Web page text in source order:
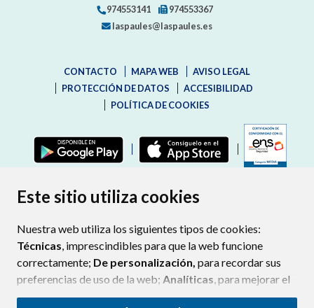
Este sitio utiliza cookies
Nuestra web utiliza los siguientes tipos de cookies:
Técnicas, imprescindibles para que la web funcione
correctamente; De personalización, para recordar sus
preferencias de uso de la web; Analíticas, para mejorar el
funcionamiento de la web y sus servicios.
974553141
974553367
laspaules@laspaules.es
CONTACTO MAPA WEB
AVISO LEGAL
PROTECCIÓN DE DATOS
ACCESIBILIDAD
POLÍTICA DE COOKIES